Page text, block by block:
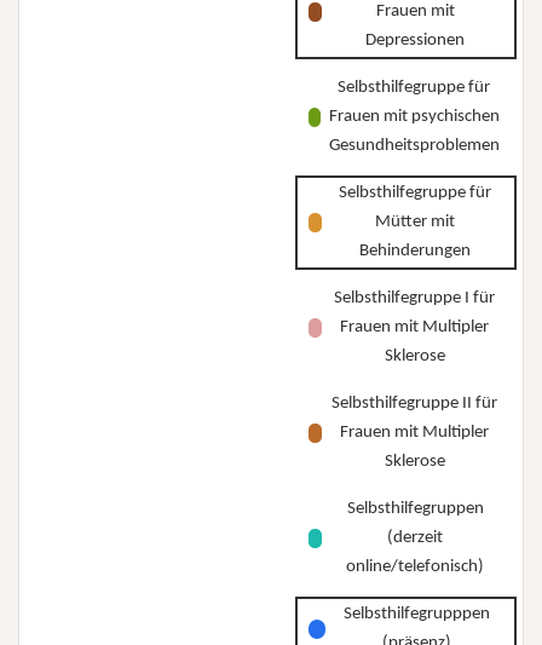
Frauen mit
Depressionen
Selbsthilfegruppe für
Frauen mit psychischen
Gesundheitsproblemen
Selbsthilfegruppe für
Mütter mit
Behinderungen
Selbsthilfegruppe I für
Frauen mit Multipler
Sklerose
Selbsthilfegruppe II für
Frauen mit Multipler
Sklerose
Selbsthilfegruppen
(derzeit
online/telefonisch)
Selbsthilfegrupppen